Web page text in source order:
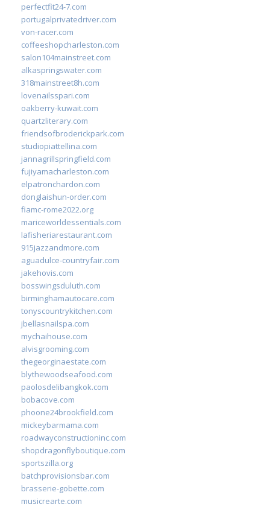
perfectfit24-7.com
portugalprivatedriver.com
von-racer.com
coffeeshopcharleston.com
salon104mainstreet.com
alkaspringswater.com
318mainstreet8h.com
lovenailsspari.com
oakberry-kuwait.com
quartzliterary.com
friendsofbroderickpark.com
studiopiattellina.com
jannagrillspringfield.com
fujiyamacharleston.com
elpatronchardon.com
donglaishun-order.com
fiamc-rome2022.org
mariceworldessentials.com
lafisheriarestaurant.com
915jazzandmore.com
aguadulce-countryfair.com
jakehovis.com
bosswingsduluth.com
birminghamautocare.com
tonyscountrykitchen.com
jbellasnailspa.com
mychaihouse.com
alvisgrooming.com
thegeorginaestate.com
blythewoodseafood.com
paolosdelibangkok.com
bobacove.com
phoone24brookfield.com
mickeybarmama.com
roadwayconstructioninc.com
shopdragonflyboutique.com
sportszilla.org
batchprovisionsbar.com
brasserie-gobette.com
musicrearte.com